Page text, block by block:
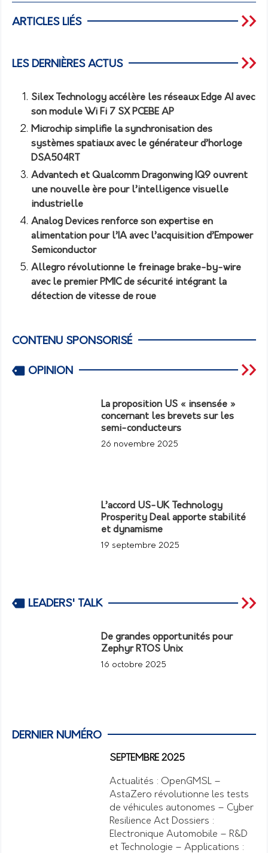
ARTICLES LIÉS
LES DERNIÈRES ACTUS
Silex Technology accélère les réseaux Edge AI avec
son module Wi Fi 7 SX PCEBE AP
Microchip simplifie la synchronisation des
systèmes spatiaux avec le générateur d’horloge
DSA504RT
Advantech et Qualcomm Dragonwing IQ9 ouvrent
une nouvelle ère pour l’intelligence visuelle
industrielle
Analog Devices renforce son expertise en
alimentation pour l’IA avec l’acquisition d’Empower
Semiconductor
Allegro révolutionne le freinage brake-by-wire
avec le premier PMIC de sécurité intégrant la
détection de vitesse de roue
CONTENU SPONSORISÉ
OPINION
La proposition US « insensée »
concernant les brevets sur les
semi-conducteurs
26 novembre 2025
L’accord US-UK Technology
Prosperity Deal apporte stabilité
et dynamisme
19 septembre 2025
LEADERS' TALK
De grandes opportunités pour
Zephyr RTOS Unix
16 octobre 2025
DERNIER NUMÉRO
SEPTEMBRE 2025
Actualités : OpenGMSL –
AstaZero révolutionne les tests
de véhicules autonomes – Cyber
Resilience Act Dossiers :
Electronique Automobile – R&D
et Technologie – Applications :